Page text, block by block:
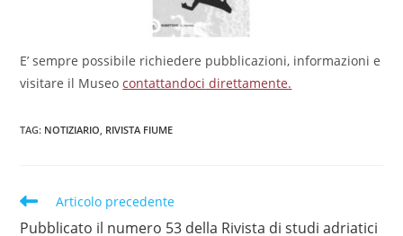
E’ sempre possibile richiedere pubblicazioni, informazioni e
visitare il Museocontattandoci direttamente.
TAG: NOTIZIARIO RIVISTA FIUME
Articolo precedente
Pubblicato il numero 53 della Rivista di studi adriatici